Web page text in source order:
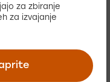
spodnji obrazec:
za zbiranje
za izvajanje